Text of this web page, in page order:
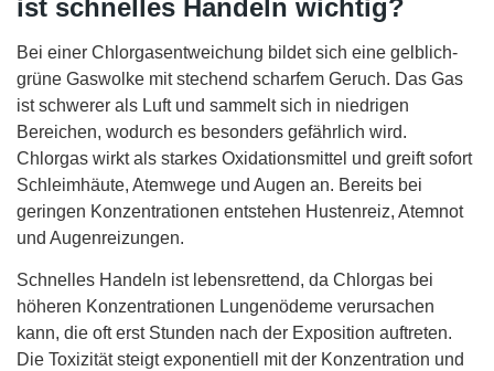
ist schnelles Handeln wichtig?
Bei einer Chlorgasentweichung bildet sich eine gelblich-
grüne Gaswolke mit stechend scharfem Geruch. Das Gas
ist schwerer als Luft und sammelt sich in niedrigen
Bereichen, wodurch es besonders gefährlich wird.
Chlorgas wirkt als starkes Oxidationsmittel und greift sofort
Schleimhäute, Atemwege und Augen an. Bereits bei
geringen Konzentrationen entstehen Hustenreiz, Atemnot
und Augenreizungen.
Schnelles Handeln ist lebensrettend, da Chlorgas bei
höheren Konzentrationen Lungenödeme verursachen
kann, die oft erst Stunden nach der Exposition auftreten.
Die Toxizität steigt exponentiell mit der Konzentration und